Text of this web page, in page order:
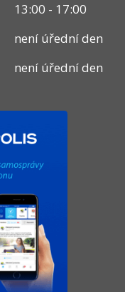
13:00 - 17:00
není úřední den
není úřední den